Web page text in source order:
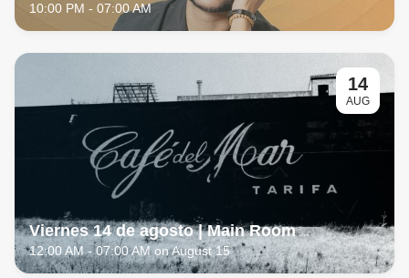
10:00 PM - 07:00 AM
14
AUG
Viernes 14 de agosto | Main Room
12:00 AM- 07:00 AM on August 15